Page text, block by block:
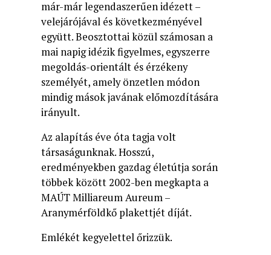
már-már legendaszerűen idézett –
velejárójával és következményével
együtt. Beosztottai közül számosan a
mai napig idézik figyelmes, egyszerre
megoldás-orientált és érzékeny
személyét, amely önzetlen módon
mindig mások javának előmozdítására
irányult.
Az alapítás éve óta tagja volt
társaságunknak. Hosszú,
eredményekben gazdag életútja során
többek között 2002-ben megkapta a
MAÚT Milliareum Aureum –
Aranymérföldkő plakettjét díját.
Emlékét kegyelettel őrizzük.